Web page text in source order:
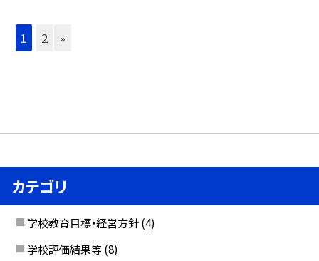
1 2 »
カテゴリ
学校教育目標・経営方針 (4)
学校評価結果等 (8)